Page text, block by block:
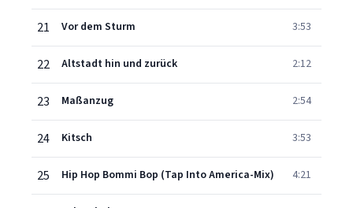
21 Vor dem Sturm 3:53
22 Altstadt hin und zurück 2:12
23 Maßanzug 2:54
24 Kitsch 3:53
25 Hip Hop Bommi Bop (Tap Into America-Mix) 4:21